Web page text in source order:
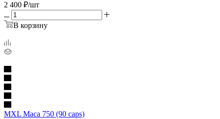
2 400 ₽/шт
В корзину
MXL Maca 750 (90 caps)